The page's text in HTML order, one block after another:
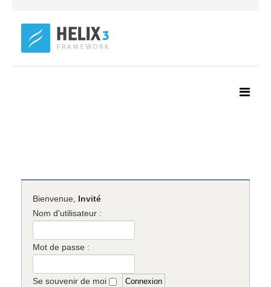
Bienvenue, Invité
Nom d'utilisateur :
Mot de passe :
Se souvenir de moi